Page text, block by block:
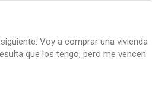
Voy a comprar una vivienda
que los tengo, pero me vencen